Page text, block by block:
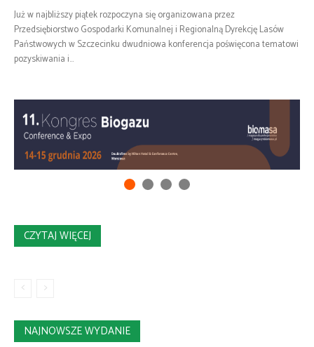
Już w najbliższy piątek rozpoczyna się organizowana przez
Przedsiębiorstwo Gospodarki Komunalnej i Regionalną Dyrekcję Lasów
Państwowych w Szczecinku dwudniowa konferencja poświęcona tematowi
pozyskiwania i...
CZYTAJ WIĘCEJ
NAJNOWSZE WYDANIE